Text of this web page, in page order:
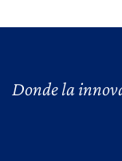
Donde la